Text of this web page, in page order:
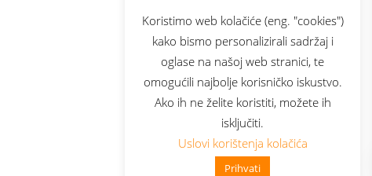
Koristimo web kolačiće (eng. "cookies")
kako bismo personalizirali sadržaj i
oglase na našoj web stranici, te
omogućili najbolje korisničko iskustvo.
Ako ih ne želite koristiti, možete ih
isključiti.
Uslovi korištenja kolačića
Prihvati
👋 Zdravo, kako mogu pomoći?
Prijava za newsletter